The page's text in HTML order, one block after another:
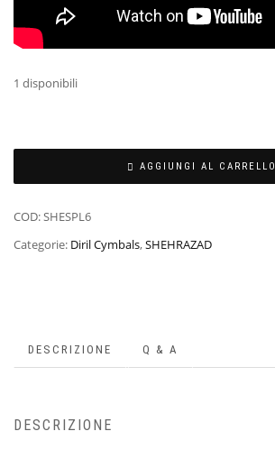
1 disponibili
AGGIUNGI AL CARRELLO
COD:SHESPL6
Categorie: Diril Cymbals,SHEHRAZAD
DESCRIZIONE Q & A
DESCRIZIONE